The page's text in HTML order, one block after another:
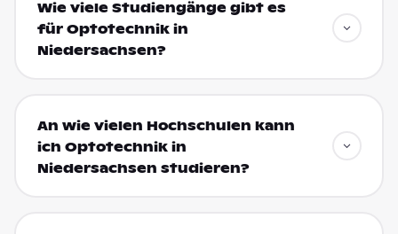
Wie viele Studiengänge gibt es
für Optotechnik in
Niedersachsen?
An wie vielen Hochschulen kann
ich Optotechnik in
Niedersachsen studieren?